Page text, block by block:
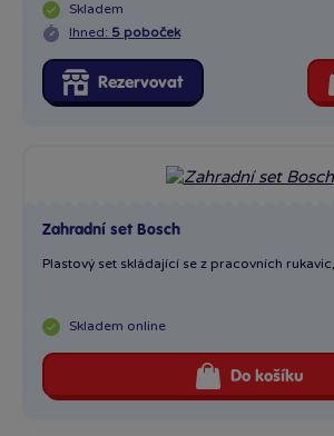
Skladem
Ihned: 5 poboček
Rezervovat
Zahradní set Bosch
Plastový set skládající se z pracovních
Skladem online
Do košíku